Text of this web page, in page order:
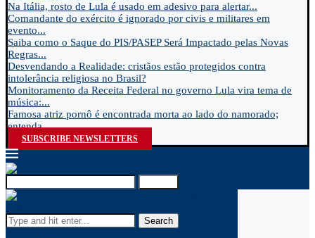
Na Itália, rosto de Lula é usado em adesivo para alertar...
Comandante do exército é ignorado por civis e militares em
evento...
Saiba como o Saque do PIS/PASEP Será Impactado pelas Novas
Regras...
Desvendando a Realidade: cristãos estão protegidos contra
intolerância religiosa no Brasil?
Monitoramento da Receita Federal no governo Lula vira tema de
música:...
Famosa atriz pornô é encontrada morta ao lado do namorado;
entenda...
SUBSCRIBE NEWSLETTERS
Search